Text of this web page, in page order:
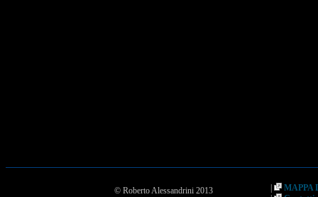
© Roberto Alessandrini 2013
|
MAPPA